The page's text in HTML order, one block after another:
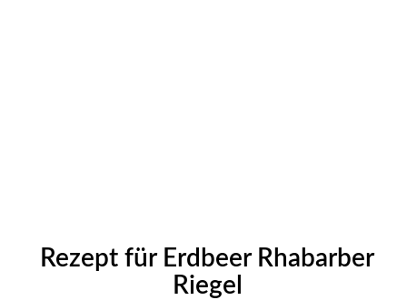
Rezept für Erdbeer Rhabarber
Riegel